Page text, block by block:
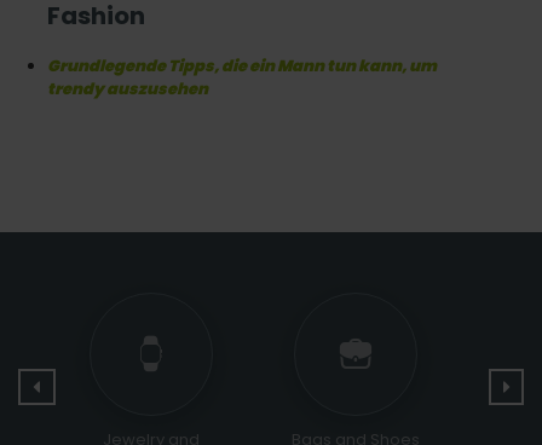
Fashion
Grundlegende Tipps, die ein Mann tun kann, um
trendy auszusehen
Jewelry and
Bags and Shoes